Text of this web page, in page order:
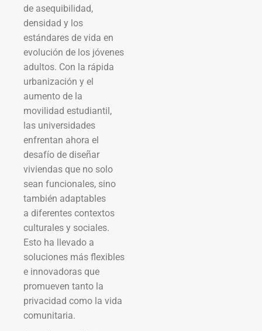
de asequibilidad,
densidad y los
estándares de vida en
evolución de los jóvenes
adultos. Con la rápida
urbanización y el
aumento de la
movilidad estudiantil,
las universidades
enfrentan ahora el
desafío de diseñar
viviendas que no solo
sean funcionales, sino
también adaptables
a diferentes contextos
culturales y sociales.
Esto ha llevado a
soluciones más flexibles
e innovadoras que
promueven tanto la
privacidad como la vida
comunitaria.